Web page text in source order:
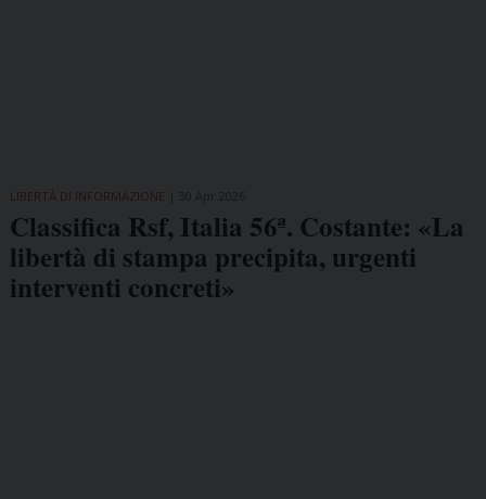
LIBERTÀ DI INFORMAZIONE
Classifica Rsf, Italia 56ª. Costante: «La
libertà di stampa precipita, urgenti
interventi concreti»